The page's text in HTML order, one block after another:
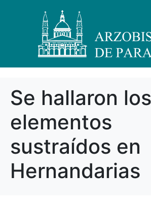
Se hallaron los
elementos
sustraídos en
Hernandarias